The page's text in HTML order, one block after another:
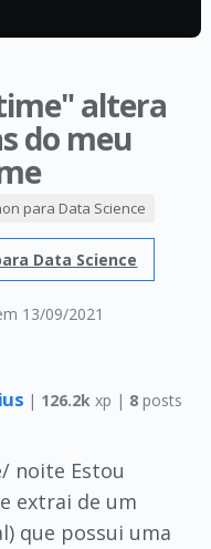
altera
do meu
13/09/2021
para Data Science
Data Science
| 126.2k xp | 8posts
noite Estou
extrai de um
que possui uma